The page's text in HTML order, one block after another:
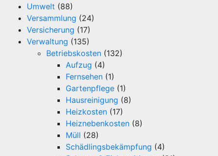
Umwelt (88)
Versammlung (24)
Versicherung (17)
Verwaltung (135)
Betriebskosten (132)
Aufzug (4)
Fernsehen (1)
Gartenpflege (1)
Hausreinigung (8)
Heizkosten (17)
Heiznebenkosten (8)
Müll (28)
Schädlingsbekämpfung (4)